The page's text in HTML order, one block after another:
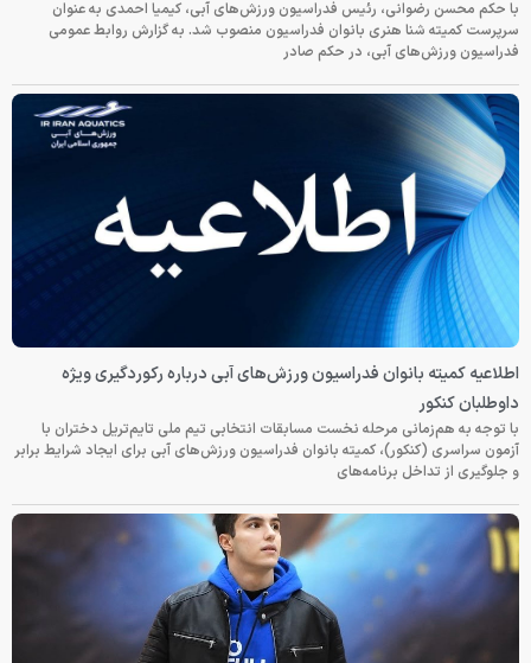
با حکم محسن رضوانی، رئیس فدراسیون ورزش‌های آبی، کیمیا احمدی به عنوان
سرپرست کمیته شنا هنری بانوان فدراسیون منصوب شد. به گزارش روابط عمومی
فدراسیون ورزش‌های آبی، در حکم صادر
اطلاعیه کمیته بانوان فدراسیون ورزش‌های آبی درباره رکوردگیری ویژه
داوطلبان کنکور
با توجه به هم‌زمانی مرحله نخست مسابقات انتخابی تیم ملی تایم‌تریل دختران با
آزمون سراسری (کنکور)، کمیته بانوان فدراسیون ورزش‌های آبی برای ایجاد شرایط برابر
و جلوگیری از تداخل برنامه‌های